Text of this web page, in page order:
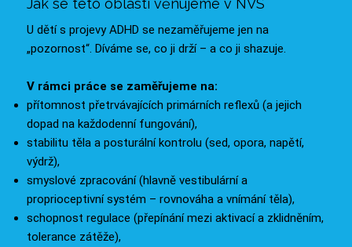
Jak se této oblasti věnujeme v NVS
U dětí s projevy ADHD se nezaměřujeme jen na
„pozornost“. Díváme se, co ji drží – a co ji shazuje.
V rámci práce se zaměřujeme na:
přítomnost přetrvávajících primárních reflexů (a jejich
dopad na každodenní fungování),
stabilitu těla a posturální kontrolu (sed, opora, napětí,
výdrž),
smyslové zpracování (hlavně vestibulární a
proprioceptivní systém – rovnováha a vnímání těla),
schopnost regulace (přepínání mezi aktivací a zklidněním,
tolerance zátěže),